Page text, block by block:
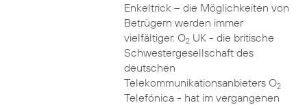
Enkeltrick – die Möglichkeiten von
Betrügern werden immer
vielfältiger. O2UK - die britische
Schwestergesellschaft des
deutschen
Telekommunikationsanbieters O2
Telefónica - hat im vergangenen